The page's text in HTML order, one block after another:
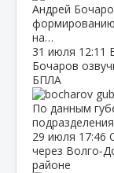
Андрей
на…
31 июля 12:11
Бочаров
БПЛА
По данным
29 июля 17:46
через
районе